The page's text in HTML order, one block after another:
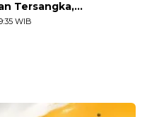
Tersangka,
10 Milyard
WIB